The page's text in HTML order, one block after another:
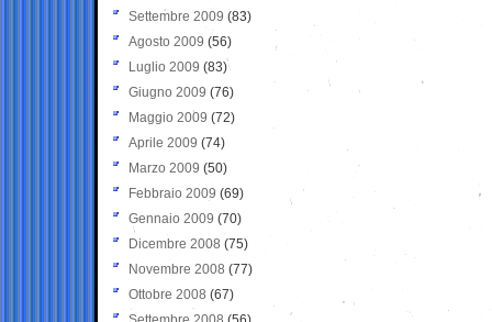
Settembre 2009 (83)
Agosto 2009 (56)
Luglio 2009 (83)
Giugno 2009 (76)
Maggio 2009 (72)
Aprile 2009 (74)
Marzo 2009 (50)
Febbraio 2009 (69)
Gennaio 2009 (70)
Dicembre 2008 (75)
Novembre 2008 (77)
Ottobre 2008 (67)